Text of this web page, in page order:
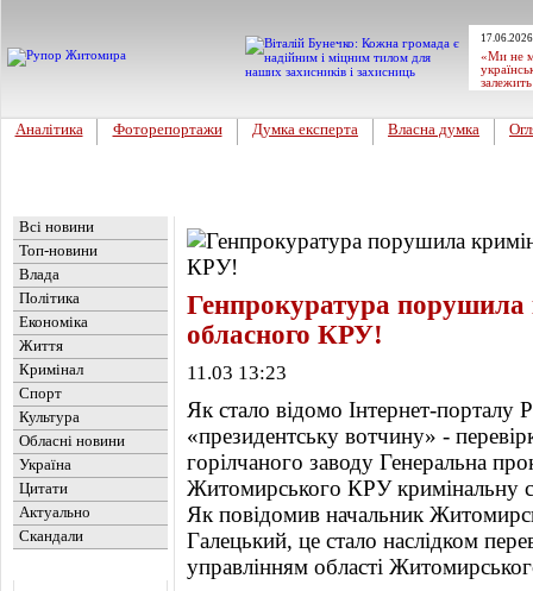
«Ми не
Аналітика Фоторепортажи Думка експерта Власна думка
Всі новини
Топ-новини
Влада
Політика
Економіка
Життя
Кримінал
Спорт
Культура
Обласні новини
Україна
Цитати
Актуально
Скандали
Генпрокуратура порушила
обласного КРУ!
11.03 13:23
Як стало відомо Інтернет-
«президентську вотчину» -
горілчаного заводу Генеральна
Житомирського КРУ кримінальну
Як повідомив начальник
Галецький, це стало наслідком
управлінням області